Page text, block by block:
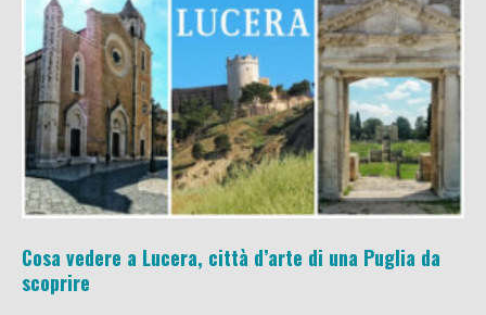
Cosa vedere a Lucera, città d’arte di una Puglia da
scoprire